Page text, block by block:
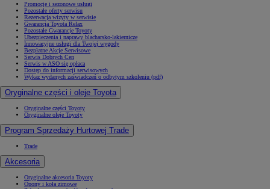
Promocje i sezonowe usługi
Pozostałe oferty serwisu
Rezerwacja wizyty w serwisie
Gwarancja Toyota Relax
Pozostałe Gwarancje Toyoty
Ubezpieczenia i naprawy blacharsko-lakiernicze
Innowacyjne usługi dla Twojej wygody
Bezpłatne Akcje Serwisowe
Serwis Dobrych Cen
Serwis w ASO się opłaca
Dostęp do informacji serwisowych
Wykaz wydanych zaświadczeń o odbytym szkoleniu (pdf)
Oryginalne części i oleje Toyota
Oryginalne części Toyoty
Oryginalne oleje Toyoty
Program Sprzedaży Hurtowej Trade
Trade
Akcesoria
Oryginalne akcesoria Toyoty
Opony i koła zimowe